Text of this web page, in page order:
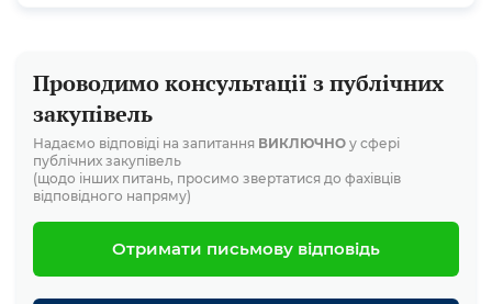
Проводимо консультації з публічних
закупівель
Надаємо відповіді на запитання ВИКЛЮЧНО у сфері
публічних закупівель
(щодо інших питань, просимо звертатися до фахівців
відповідного напряму)
Отримати письмову відповідь